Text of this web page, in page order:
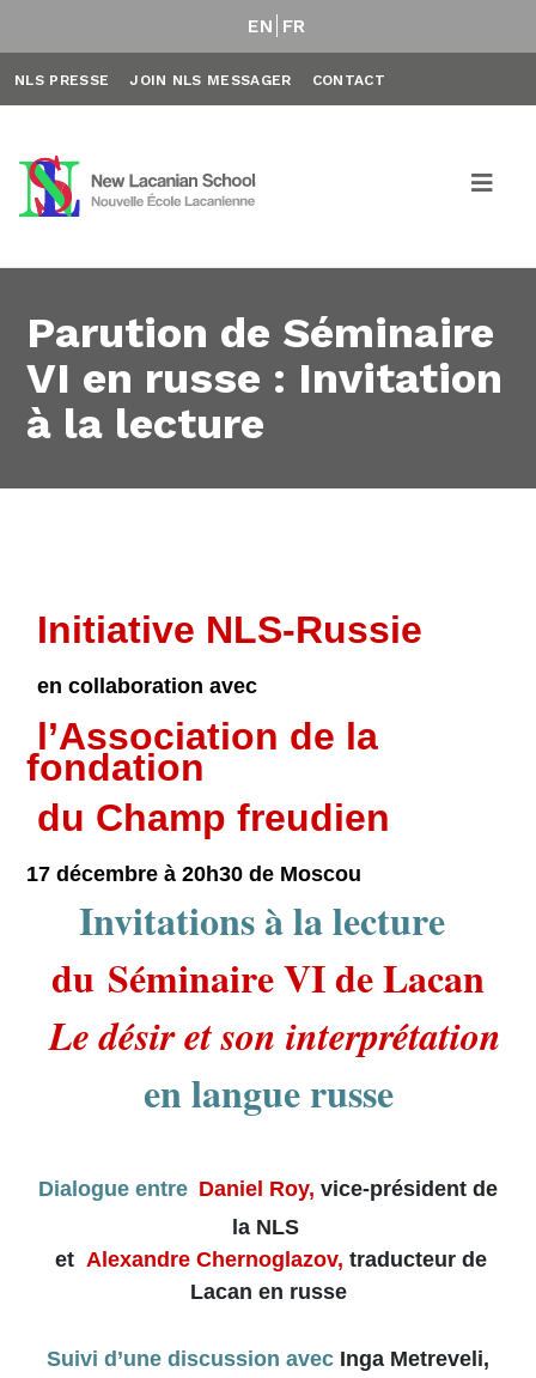
EN FR
NLS PRESSE JOIN NLS MESSAGER CONTACT
Parution de Séminaire
VI en russe : Invitation
à la lecture
Initiative NLS-Russie
en collaboration avec
l’Association de la
fondation
du Champ freudien
17 décembre à 20h30 de Moscou
Invitations à la lecture
du Séminaire VI de Lacan
Le désir et son interprétation
en langue russe
Dialogue entre Daniel Roy, vice-président de
la NLS
et Alexandre Chernoglazov, traducteur de
Lacan en russe
Suivi d’une discussion avec Inga Metreveli,